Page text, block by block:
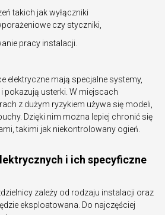
takich jak wyłączniki
czy styczniki,
pracy instalacji.
elektryczne mają specjalne systemy,
pokazują usterki. W miejscach
z dużym ryzykiem używa się modeli,
Dzięki nim można lepiej chronić się
takimi jak niekontrolowany ogień.
i ich specyficzne
zależy od rodzaju instalacji oraz
eksploatowana. Do najczęściej